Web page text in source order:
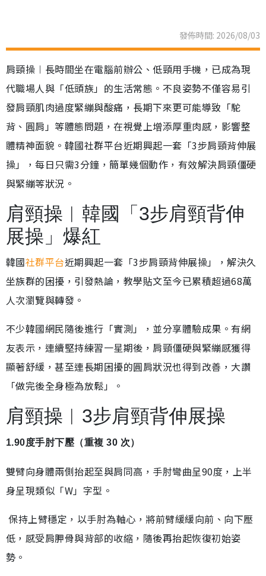
發佈時間: 2026/08/03
肩頸操︱長時間坐在電腦前辦公、低頸用手機，已成為現
代職場人與「低頭族」的生活常態。不良姿勢不僅容易引
發肩頸肌肉過度緊繃與酸痛，長期下來更可能導致「駝
背、圓肩」等體態問題，在視覺上增添厚重肉感，影響整
體精神面貌。韓國社群平台近期興起一套「3步肩頸背伸展
操」，每日只需3分鐘，簡單幾個動作，有效解決肩頸僵硬
與緊繃等狀況。
肩頸操︱韓國「3步肩頸背伸
展操」爆紅
韓國社群平台近期興起一套「3步肩頸背伸展操」，解決久
坐族群的困擾，引發熱論，教學貼文至今已累積超過68萬
人次瀏覽與轉發。
不少韓國網民隨後進行「實測」，並分享體驗成果。有網
友表示，連續堅持練習一星期後，肩頸僵硬與緊繃感獲得
顯著舒緩，甚至連長期困擾的圓肩狀況也得到改善，大讚
「做完後全身極為放鬆」。
肩頸操︱3步肩頸背伸展操
1.90度手肘下壓（重複 30 次）
雙臂向身體兩側抬起至與肩同高，手肘彎曲呈90度，上半
身呈現類似「W」字型。
保持上臂穩定，以手肘為軸心，將前臂緩緩向前、向下壓
低，感受肩胛骨與背部的收縮，隨後再抬起恢復初始姿
勢。